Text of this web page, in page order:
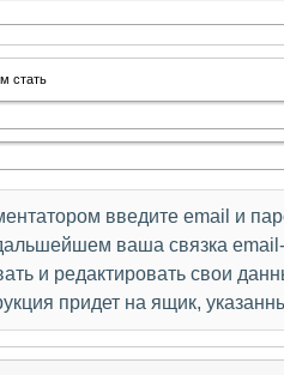
стать
введите email и
ваша связка
и редактировать свои
придет на ящик,